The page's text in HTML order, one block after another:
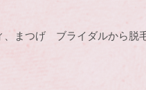
、まつげ ブライダルから脱